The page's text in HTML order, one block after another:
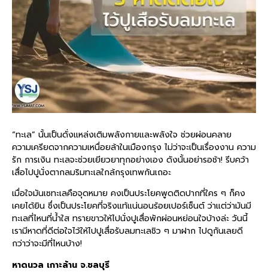
“ทะเล” นั้นเป็นดั่งแหล่งเติมพลังกายและพลังใจ ช่วยผ่อนคลาย
ความเครียดจากความเหนื่อยล้าในเมืองกรุง ไม่ว่าจะเป็นเรื่องงาน ความ
รัก การเงิน ทะเลจะช่วยเยียวยาทุกอย่างเอง ดังนั้นอย่ารอช้า! รีบคว้า
เสื่อไปปูนั่งตากลมริมทะเลใกล้กรุงเทพกันเถอะ
เมื่อใจมันเซทะเลคือจุดหมาย คงเป็นประโยคพูดติดปากที่ใคร ๆ ก็คง
เคยได้ยิน ซึ่งเป็นประโยคที่จริงแท้แน่นอนร้อยเปอร์เซ็นต์ ว่าแต่ว่ามันมี
ทะเลที่ไหนที่น้ำใส ทรายขาวให้ไปนั่งปูเสื่อพักผ่อนหย่อนใจบ้างล่ะ วันนี้
เรามีหาดที่ดีต่อใจไว้ให้ไปปูเสื่อรับลมทะเลชิว ๆ มาฝาก ไปดูกันเลยดี
กว่าว่าจะมีที่ไหนบ้าง!
หาดนวล เกาะล้าน จ.ชลบุรี